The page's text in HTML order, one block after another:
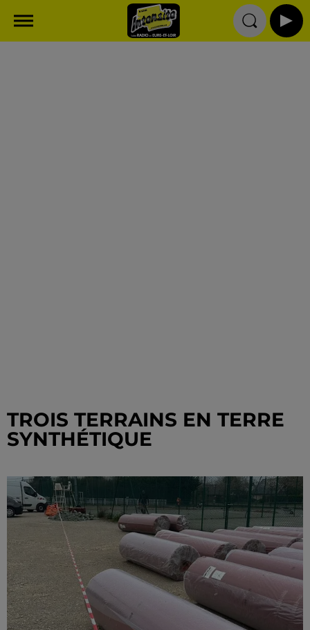
TROIS TERRAINS EN TERRE
SYNTHÉTIQUE